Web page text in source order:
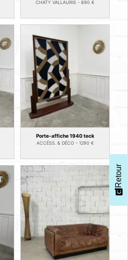
CHATY VALLAURIS - 890 €
Porte-affiche 1940 teck
ACCÉSS. & DÉCO - 1290 €
Retour